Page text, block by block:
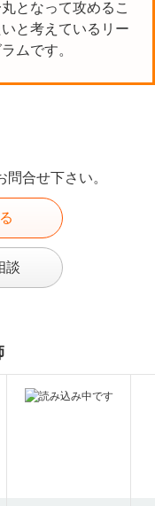
となって攻めるこ
と考えているリー
ムです。
合せ下さい。
談